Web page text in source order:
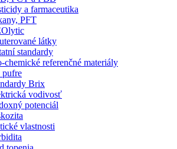
a farmaceutika
PFT
látky
standardy
chemické referenčné materiály
pufre
Brix
vodivosť
potenciál
vlastnosti